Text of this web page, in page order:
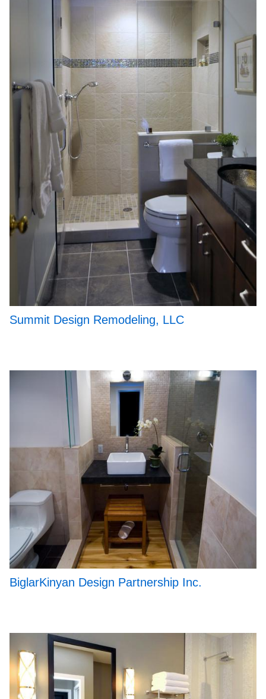
Summit Design Remodeling, LLC
BiglarKinyan Design Partnership Inc.